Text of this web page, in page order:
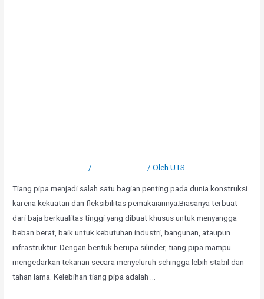
/ / OlehUTS
Tiang pipa menjadi salah satu bagian penting pada dunia konstruksi
karena kekuatan dan fleksibilitas pemakaiannya.Biasanya terbuat
dari baja berkualitas tinggi yang dibuat khusus untuk menyangga
beban berat, baik untuk kebutuhan industri, bangunan, ataupun
infrastruktur. Dengan bentuk berupa silinder, tiang pipa mampu
mengedarkan tekanan secara menyeluruh sehingga lebih stabil dan
tahan lama. Kelebihan tiang pipa adalah …